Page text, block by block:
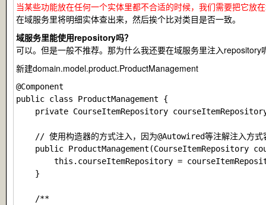
当某些功能放在任何一个实体里都不合适的时候，我们需要把它放
在域服务里将明细实体查出来，然后挨个比对类目是否一致。
域服务里能使用repository吗？
可以。但是一般不推荐。那为什么我还要在域服务里注入
新建domain.model.product.ProductManagement
@Component
public class ProductManagement {
private CourseItemRepository
// 使用构造器的方式注入，因为@Autowired等注解注入方式
public ProductManagement(CourseItemRepository
this.courseItemRepository =
    }
    /**